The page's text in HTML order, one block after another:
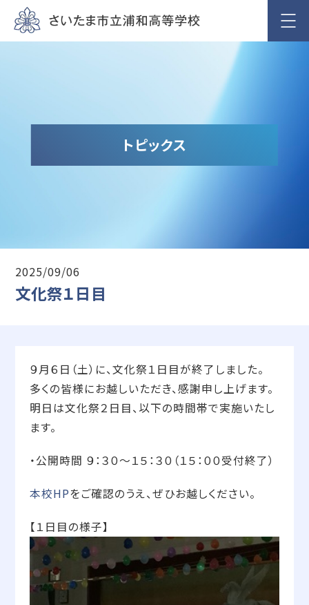
トピックス
2025/09/06
文化祭１日目
９月６日（土）に、文化祭１日目が終了しました。
多くの皆様にお越しいただき、感謝申し上げます。
明日は文化祭２日目、以下の時間帯で実施いたし
ます。
・公開時間 ９：３０～１５：３０（１５：００受付終了）
本校HPをご確認のうえ、ぜひお越しください。
【１日目の様子】